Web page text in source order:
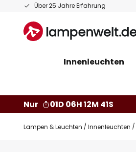
Über 25 Jahre Erfahrung
Zum
springen
Innenleuchten
Nur
01D 06H 12M 40S
Lampen & Leuchten Innenleuchten